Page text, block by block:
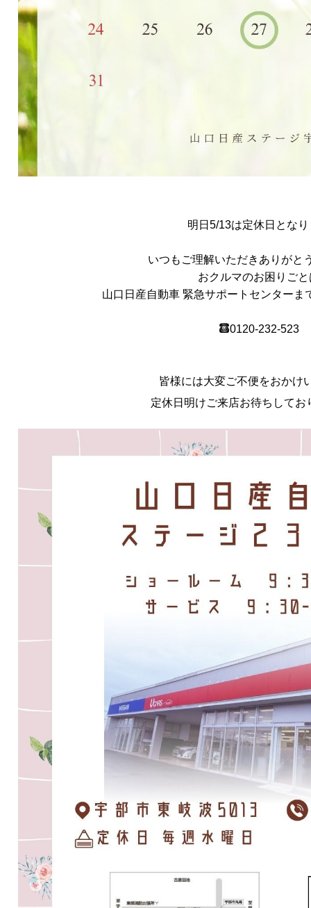
明日5/13は定休日となり
いつもご理解いただきありがと
おクルマのお困りごと
山口日産自動車 緊急サポートセンターま
0120-232-523
皆様には大変ご不便をおかけ
定休日明けご来店お待ちしてお